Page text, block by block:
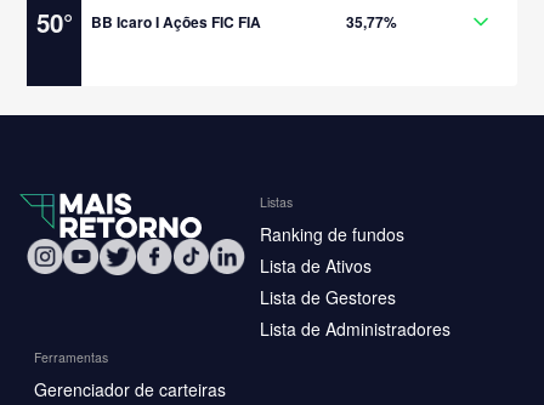
50° BB Icaro I Ações FIC FIA 35,77%
Listas
Ranking de fundos
Lista de Ativos
Lista de Gestores
Lista de Administradores
Ferramentas
Gerenciador de carteiras